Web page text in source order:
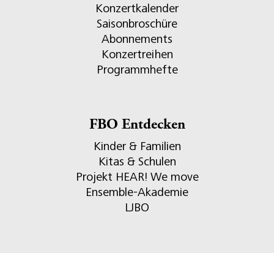
Konzertkalender
Saisonbroschüre
Abonnements
Konzertreihen
Programmhefte
FBO Entdecken
Kinder & Familien
Kitas & Schulen
Projekt HEAR! We move
Ensemble-Akademie
LJBO